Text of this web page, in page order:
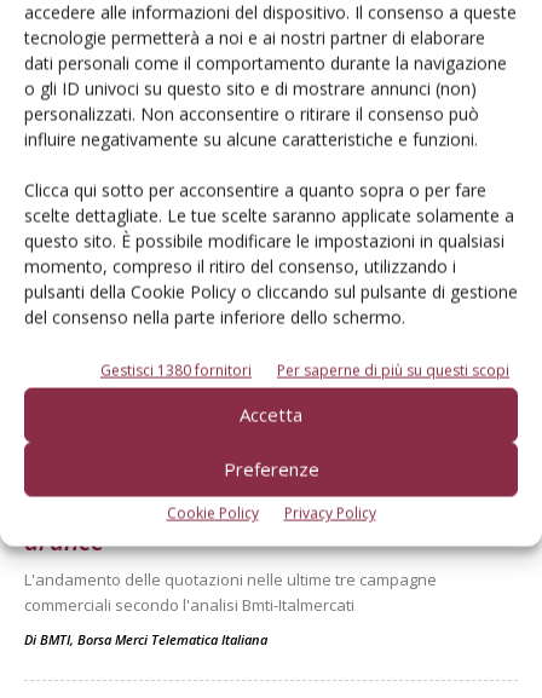
accedere alle informazioni del dispositivo. Il consenso a queste
tecnologie permetterà a noi e ai nostri partner di elaborare
dati personali come il comportamento durante la navigazione
o gli ID univoci su questo sito e di mostrare annunci (non)
personalizzati. Non acconsentire o ritirare il consenso può
influire negativamente su alcune caratteristiche e funzioni.
Clicca qui sotto per acconsentire a quanto sopra o per fare
scelte dettagliate. Le tue scelte saranno applicate solamente a
questo sito. È possibile modificare le impostazioni in qualsiasi
momento, compreso il ritiro del consenso, utilizzando i
pulsanti della Cookie Policy o cliccando sul pulsante di gestione
del consenso nella parte inferiore dello schermo.
Gestisci 1380 fornitori Per saperne di più su questi scopi
Accetta
Preferenze
Cookie Policy Privacy Policy
fenologica al microclima delle zone costiere siciliane e ai regimi
termici e idrici stagionali
Di Vincenzo Tarantino et al. -
ARTICOLI ABBONATI 13 Aprile 2026
Ciliegie cilene: più ombre che
luci sul futuro
Espansione produttiva senza precedenti, massificazione
dell’offerta, eccessiva dipendenza dal mercato cinese rischiano di
mettere in crisi un settore che negli ultimi anni era invidiato nel
Di America Ramirez M. - Decofrut, Santiago (Cile)-
13 Aprile 2026
Campagna complessa per le
arance
L'andamento delle quotazioni nelle ultime tre campagne
commerciali secondo l'analisi Bmti-Italmercati
Di BMTI, Borsa Merci Telematica Italiana